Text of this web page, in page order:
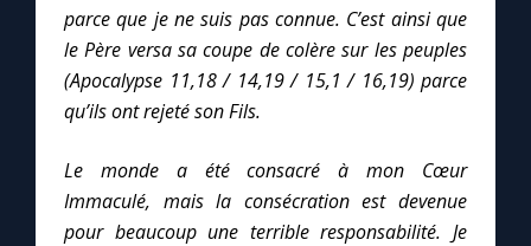
Les premiers samedis du mois
Marie qui défait les nœuds
Mes intentions de prière
parce que je ne suis pas connue. C’est ainsi que
le Père versa sa coupe de colère sur les peuples
(Apocalypse 11,18 / 14,19 / 15,1 / 16,19) parce
qu’ils ont rejeté son Fils.
Le monde a été consacré à mon Cœur
Immaculé, mais la consécration est devenue
pour beaucoup une terrible responsabilité. Je